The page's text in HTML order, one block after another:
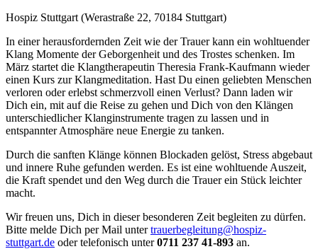
Hospiz Stuttgart (Werastraße 22, 70184 Stuttgart)
In einer herausfordernden Zeit wie der Trauer kann ein wohltuender
Klang Momente der Geborgenheit und des Trostes schenken. Im
März startet die Klangtherapeutin Theresia Frank-Kaufmann wieder
einen Kurs zur Klangmeditation. Hast Du einen geliebten Menschen
verloren oder erlebst schmerzvoll einen Verlust? Dann laden wir
Dich ein, mit auf die Reise zu gehen und Dich von den Klängen
unterschiedlicher Klanginstrumente tragen zu lassen und in
entspannter Atmosphäre neue Energie zu tanken.
Durch die sanften Klänge können Blockaden gelöst, Stress abgebaut
und innere Ruhe gefunden werden. Es ist eine wohltuende Auszeit,
die Kraft spendet und den Weg durch die Trauer ein Stück leichter
macht.
Wir freuen uns, Dich in dieser besonderen Zeit begleiten zu dürfen.
Bitte melde Dich per Mail untertrauerbegleitung@hospiz-
stuttgart.de oder telefonisch unter0711 237 41-893 an.